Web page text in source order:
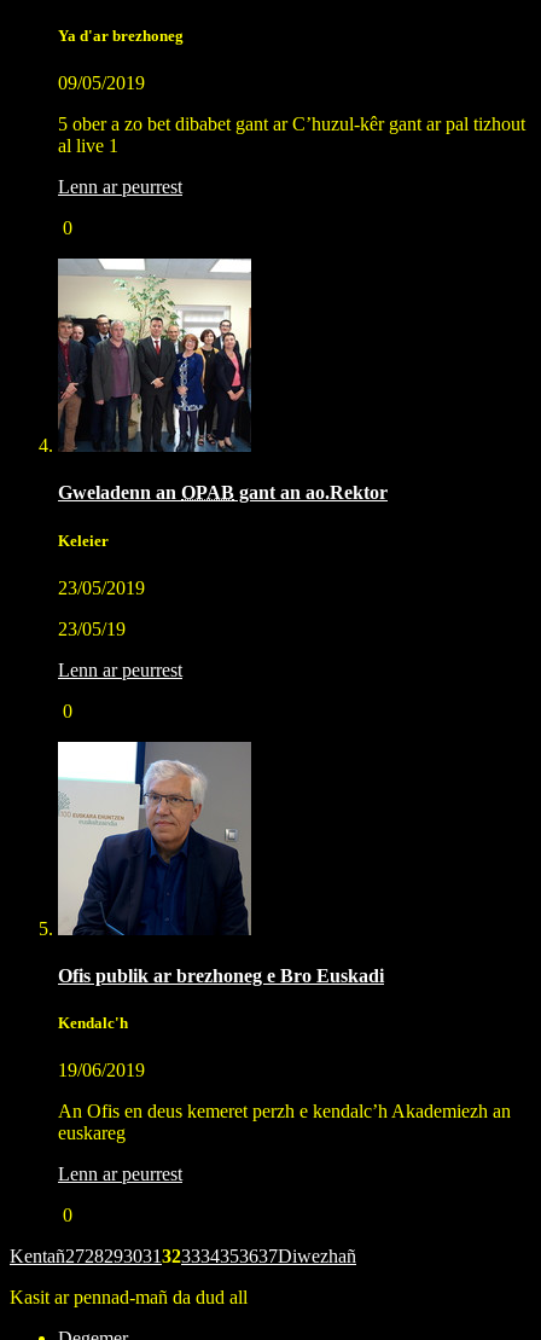
Ya d'ar brezhoneg
09/05/2019
5 ober a zo bet dibabet gant ar C’huzul-kêr gant ar pal tizhout
al live 1
Lenn ar peurrest
0
Gweladenn an OPAB gant an ao.Rektor
Keleier
23/05/2019
23/05/19
Lenn ar peurrest
0
Ofis publik ar brezhoneg e Bro Euskadi
Kendalc'h
19/06/2019
An Ofis en deus kemeret perzh e kendalc’h Akademiezh an
euskareg
Lenn ar peurrest
0
Kentañ2728293031323334353637Diwezhañ
Kasit ar pennad-mañ da dud all